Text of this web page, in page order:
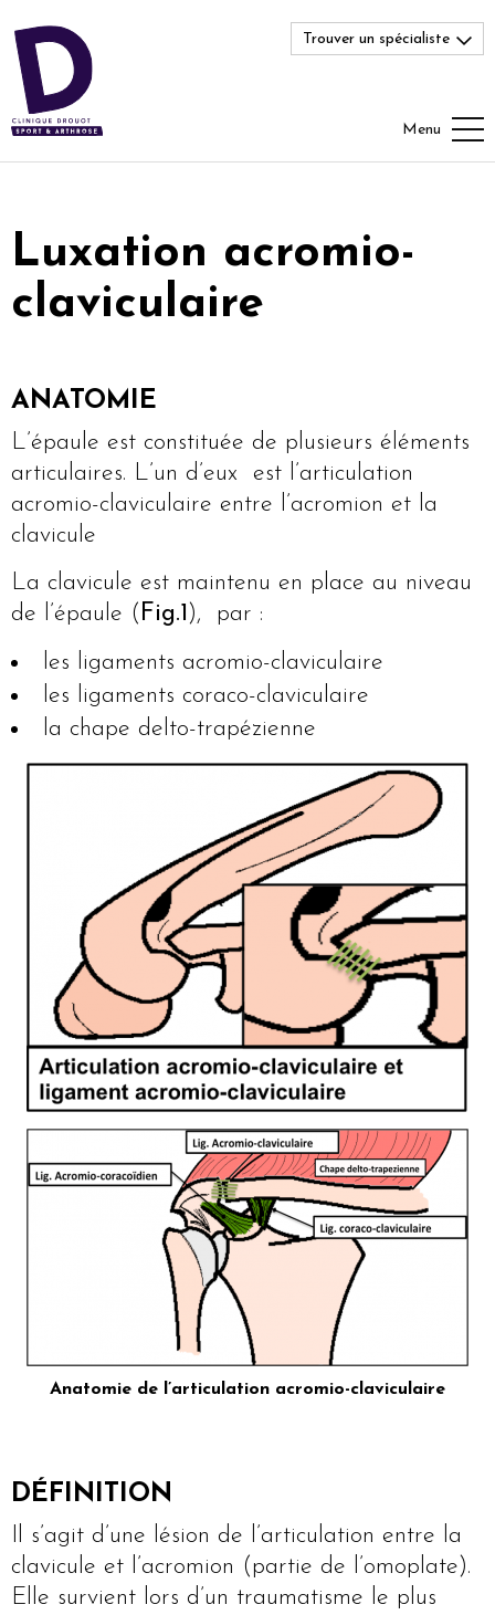
Trouver un spécialiste
Menu
Luxation acromio-
claviculaire
ANATOMIE
L’épaule est constituée de plusieurs éléments
articulaires. L’un d’eux est l’articulation
acromio-claviculaire entre l’acromion et la
clavicule
La clavicule est maintenu en place au niveau
de l’épaule ( Fig.1 ), par :
les ligaments acromio-claviculaire
les ligaments coraco-claviculaire
la chape delto-trapézienne
Anatomie de l’articulation acromio-claviculaire
DÉFINITION
Il s’agit d’une lésion de l’articulation entre la
clavicule et l’acromion (partie de l’omoplate).
Elle survient lors d’un traumatisme le plus